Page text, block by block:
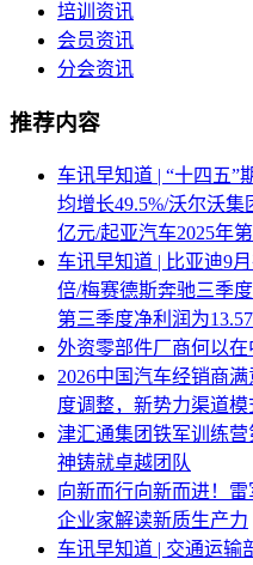
培训资讯
会员资讯
分会资讯
推荐内容
车讯早知道 | “十四五”
均增长49.5%/沃尔沃集
亿元/起亚汽车2025年
车讯早知道 | 比亚迪9
倍/梅赛德斯奔驰三季
第三季度净利润为
外资零部件厂商何以
2026中国汽车经销商
度调整，新势力渠道模
津汇通集团铁军训练
神铸就卓越团队
向新而行向新而进！
企业家解读新质生产力
车讯早知道 | 交通运输